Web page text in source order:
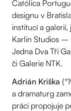
Católica
designu v
institucí a galerií,
Karlin Studios –
Jedna Dva Tři
či Galerie NTK.
Adrián Kriška
a dramaturg
práci propojuje